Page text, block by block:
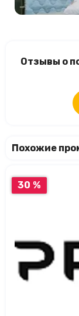
Отзывы о
Похожие
30 %